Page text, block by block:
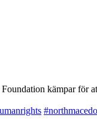
kämpar för